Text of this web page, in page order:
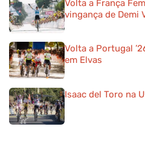
Volta a França
vingança de Demi
Volta a Portugal
em Elvas
Isaac del Toro na